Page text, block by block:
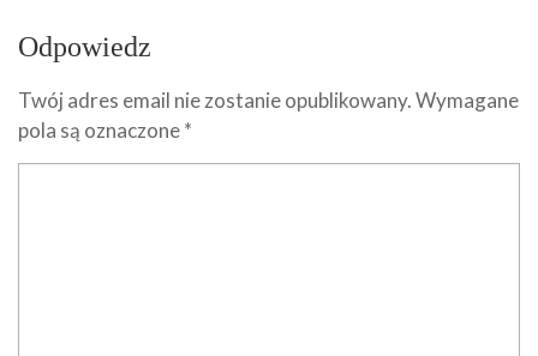
Odpowiedz
Twój adres email nie zostanie opublikowany.Wymagane
pola są oznaczone*